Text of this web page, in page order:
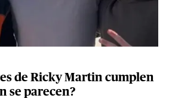
de Ricky Martin cumplen
se parecen?